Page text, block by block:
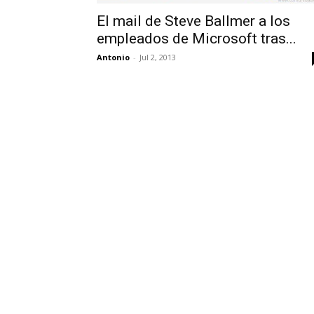
El mail de Steve Ballmer a los
empleados de Microsoft tras...
Antonio - Jul 2, 2013